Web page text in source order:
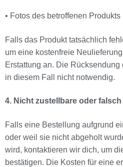
• Fotos des betroffenen Produkts
Falls das Produkt tatsächlich
um eine kostenfreie
Erstattung an. Die
in diesem Fall nicht notwendig.
4. Nicht zustellbare oder
Falls eine Bestellung aufgrund
oder weil sie nicht abgeholt
wird, kontaktieren wir dich, um
bestätigen. Die Kosten für eine